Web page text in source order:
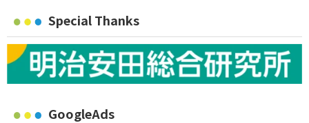
Special Thanks
GoogleAds